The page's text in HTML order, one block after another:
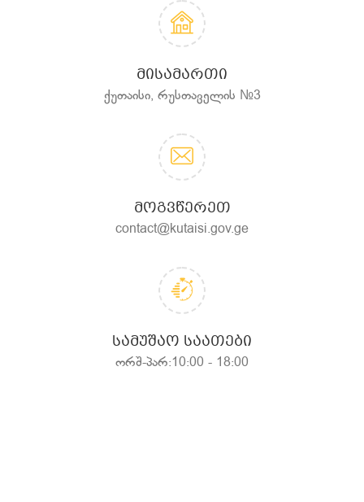
ᲛᲘᲡᲐᲛᲐᲠᲗᲘ
ქუთაისი, რუსთაველის №3
ᲛᲝᲒᲕᲬᲔᲠᲔᲗ
contact@kutaisi.gov.ge
ᲡᲐᲛᲣᲨᲐᲝ ᲡᲐᲐᲗᲔᲑᲘ
ორშ-პარ:10:00 - 18:00